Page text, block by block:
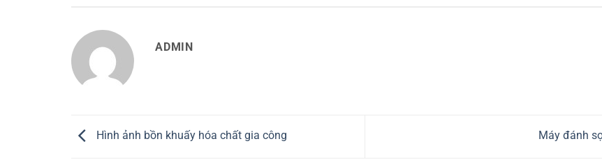
ADMIN
Hình ảnh bồn khuấy hóa chất gia công Máy đánh